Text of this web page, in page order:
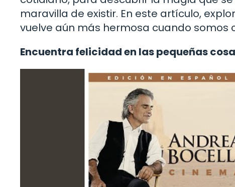
maravilla de existir. En este artículo,
vuelve aún más hermosa cuando
Encuentra felicidad en las pequeñas